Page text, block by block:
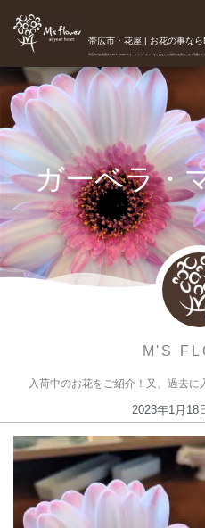
帯広市・花屋 | お花の事な
帯広市のお花屋さんM's flowerです。フラワーギフトなどあなたの気持ちを真心こめて宅配いたし
ガーベラ・
M'S
入荷中のお花をご紹介！又、過去に
2023年1月18